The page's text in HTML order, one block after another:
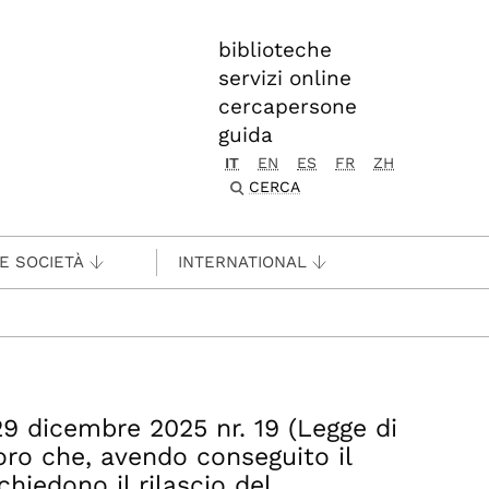
biblioteche
servizi online
cercapersone
guida
IT EN ES FR
ZH
CERCA
SOCIETÀ INTERNATIONAL
dicembre 2025 nr. 19 (Legge di
che, avendo conseguito il